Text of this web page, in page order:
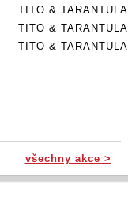
TITO & TARANTULA
TITO & TARANTULA
TITO & TARANTULA
všechny akce >